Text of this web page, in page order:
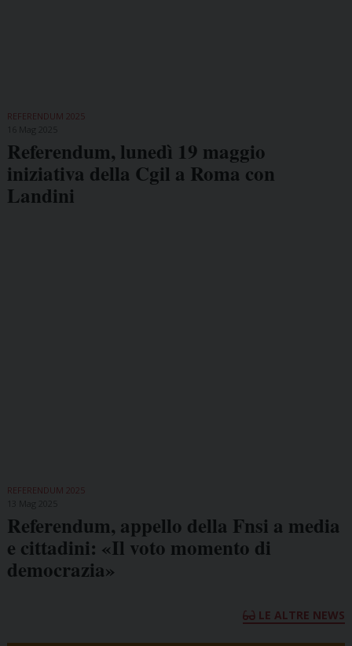
REFERENDUM 2025
Referendum, lunedì 19 maggio
iniziativa della Cgil a Roma con
Landini
REFERENDUM 2025
Referendum, appello della Fnsi a media
e cittadini: «Il voto momento di
democrazia»
LE ALTRE NEWS